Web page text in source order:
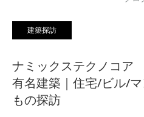
建築探訪
ナミックステクノコア
有名建築｜住宅/ビル/
もの探訪